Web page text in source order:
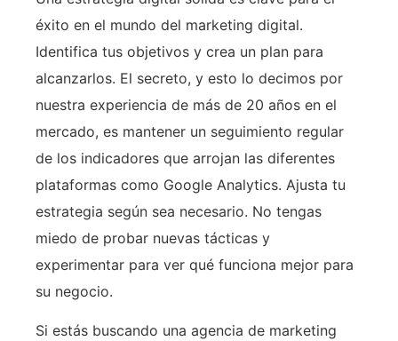
éxito en el mundo del marketing digital.
Identifica tus objetivos y crea un plan para
alcanzarlos. El secreto, y esto lo decimos por
nuestra experiencia de más de 20 años en el
mercado, es mantener un seguimiento regular
de los indicadores que arrojan las diferentes
plataformas como Google Analytics. Ajusta tu
estrategia según sea necesario. No tengas
miedo de probar nuevas tácticas y
experimentar para ver qué funciona mejor para
su negocio.
Si estás buscando una agencia de marketing